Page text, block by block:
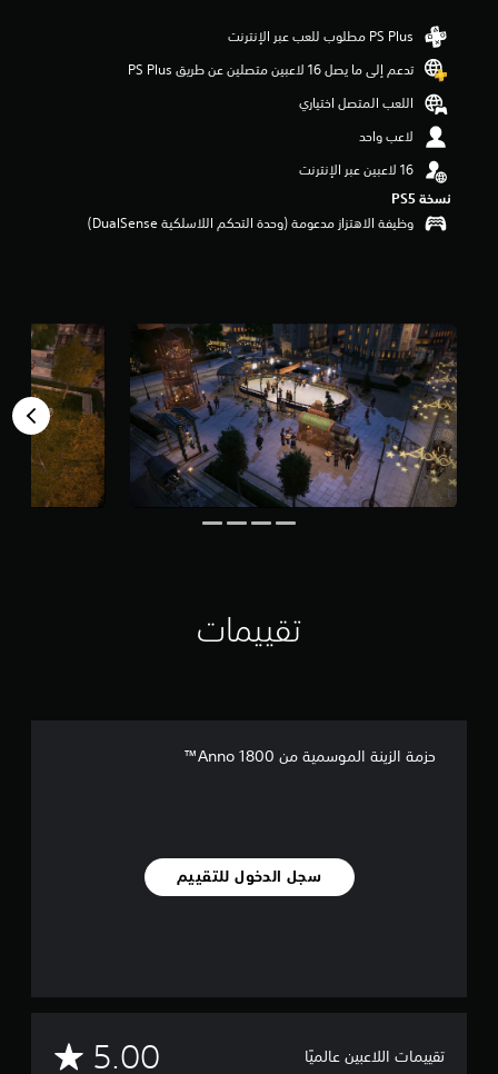
و
م
5
ج
و
م
م
ن
ل
ي
1
م
ن
ا
ل
ت
ق
ي
تدعم إلى ما يصل 16 لاعبين متصلين عن طريق PS Plus‏
اللعب المتصل اختياري
لاعب واحد
نسخة PS5‏
وظيفة الاهتزاز مدعومة (وحدة التحكم اللاسلكية DualSense‏)
تقييمات
حزمة الزينة الموسمية من Anno 1800™
سجل الدخول للتقييم
تقييمات اللاعبين عالميًا 5.00 م